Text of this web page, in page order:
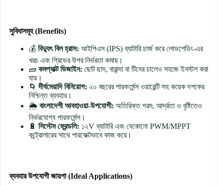
সুবিধাসমূহ (Benefits)
💰 বিদ্যুৎ বিল হ্রাস: আইপিএস (IPS) ব্যাটারি চার্জ করে লোডশেডিং-এর
খরচ এবং গ্রিডের উপর নির্ভরতা কমায়।
🧱 কমপ্যাক্ট ডিজাইন: ছোট ছাদ, বারান্দা বা টিনের চালেও সহজে ইনস্টল করা
যায়।
🌀দীর্ঘমেয়াদি বিনিয়োগ: ২০ বছরের পারফর্মেন্স ওয়ারেন্টি সহ কয়েক দশকের
নিশ্চিন্ত ব্যবহার।
🌦 বাংলাদেশী আবহাওয়া-উপযোগী: অতিরিক্ত গরম, আর্দ্রতা ও বৃষ্টিতেও
নির্ভরযোগ্য পারফর্মেন্স।
🔋 সিস্টেম ফ্রেন্ডলি: ১২V ব্যাটারি এবং যেকোনো PWM/MPPT
কন্ট্রোলারের সাথে পারফেক্টভাবে কাজ করে।
ব্যবহার উপযোগী জায়গা (Ideal Applications)